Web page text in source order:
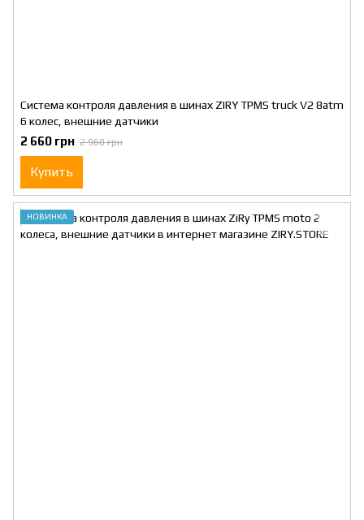
Система контроля давления в шинах ZIRY TPMS truck V2 8atm
6 колес, внешние датчики
2 660 грн 2 960 грн
Купить
НОВИНКА